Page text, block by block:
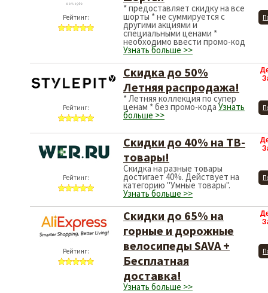
Рейтинг:
* предоставляет скидку на все
шорты * не суммируется с
другими акциями и
специальными ценами *
необходимо ввести промо-код
Узнать больше >>
Рейтинг:
Скидка до 50%
Летняя распродажа!
* Летняя коллекция по супер
ценам * без промо-кодаУзнать
больше >>
Рейтинг:
Скидки до 40% на ТВ-
товары!
Скидка на разные товары
достигает 40%. Действует на
категорию "Умные товары".
Узнать больше >>
Рейтинг:
Скидки до 65% на
горные и дорожные
велосипеды SAVA +
Бесплатная
доставка!
Узнать больше >>